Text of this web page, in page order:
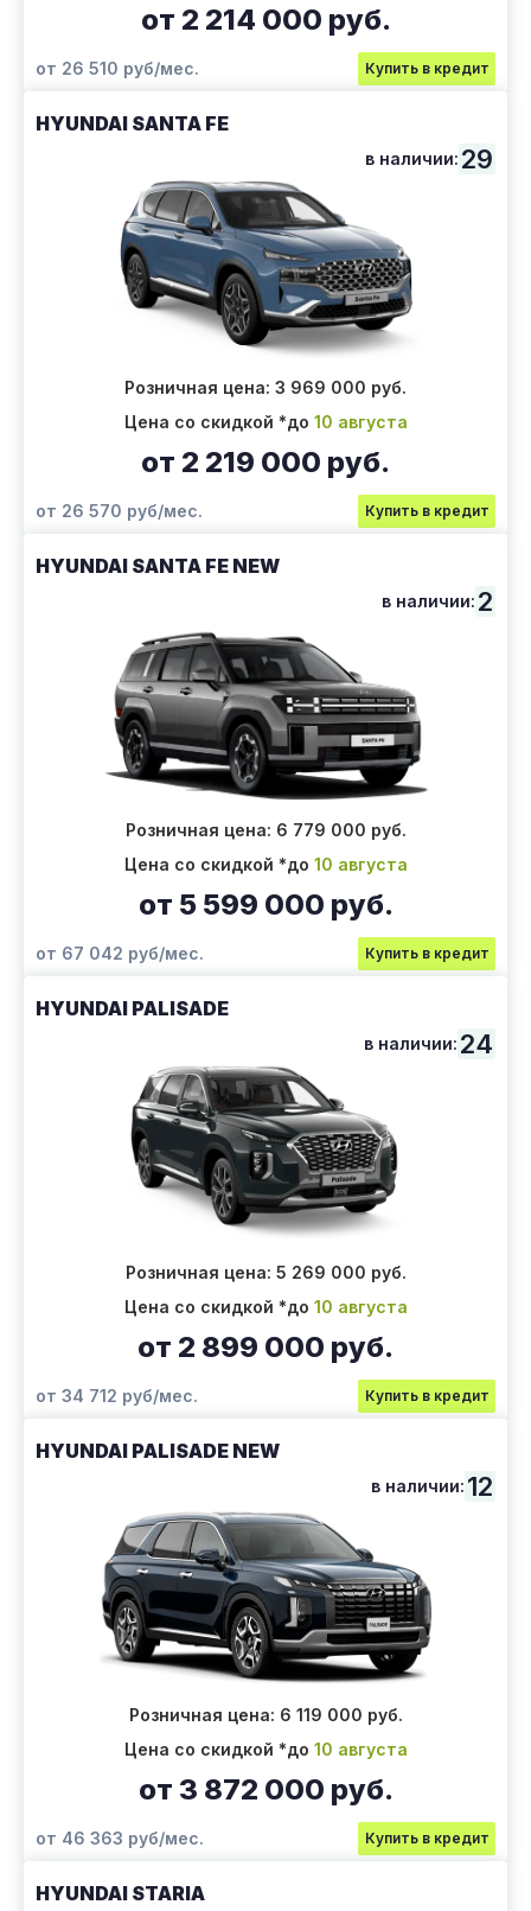
от 2 214 000 руб.
от 26 510 руб/мес. Купить в кредит
HYUNDAI SANTA FE
в наличии: 29
Розничная цена: 3 969 000 руб.
Цена со скидкой *до 10 августа
от 2 219 000 руб.
от 26 570 руб/мес. Купить в кредит
HYUNDAI SANTA FE NEW
в наличии: 2
Розничная цена: 6 779 000 руб.
Цена со скидкой *до 10 августа
от 5 599 000 руб.
от 67 042 руб/мес. Купить в кредит
HYUNDAI PALISADE
в наличии: 24
Розничная цена: 5 269 000 руб.
Цена со скидкой *до 10 августа
от 2 899 000 руб.
от 34 712 руб/мес. Купить в кредит
HYUNDAI PALISADE NEW
в наличии: 12
Розничная цена: 6 119 000 руб.
Цена со скидкой *до 10 августа
от 3 872 000 руб.
от 46 363 руб/мес. Купить в кредит
HYUNDAI STARIA